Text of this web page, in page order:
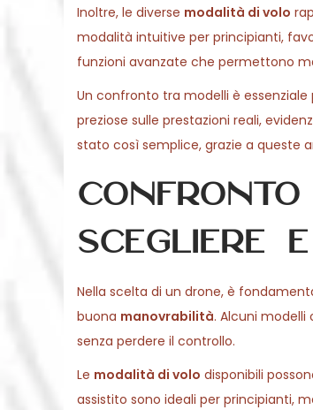
Inoltre, le diverse modalità di volo
modalità intuitive per principianti,
funzioni avanzate che permettono
Un confronto tra modelli è essenziale
preziose sulle prestazioni reali,
stato così semplice, grazie a queste
scegliere
Nella scelta di un drone, è
buona manovrabilità. Alcuni modelli
senza perdere il controllo.
Le modalità di volo disponibili
assistito sono ideali per principianti,